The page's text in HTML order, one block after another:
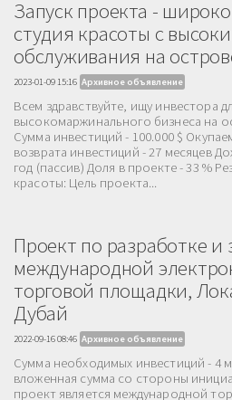
Запуск проекта -
студия красоты с
обслуживания на
2023-01-09 15:16 Архивное объявление
Всем здравствуйте, ищу инвестора
высокомаржинального бизнеса на
Сумма инвестиций - 100.000 $
возврата инвестиций - 27 месяцев
год (пассив) Доля в проекте - 33 %
красоты: Цель проекта...
Проект по разработке и
международной
торговой площадки,
Дубай
2022-09-16 08:46 Архивное объявление
Сумма необходимых инвестиций - 4
вложенная сумма со стороны
проект является международной